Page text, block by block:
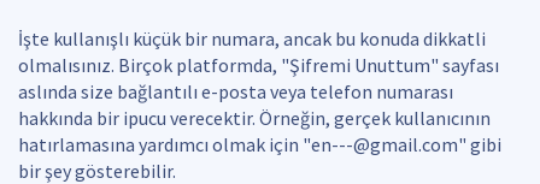
İşte kullanışlı küçük bir numara, ancak bu konuda dikkatli
olmalısınız. Birçok platformda, "Şifremi Unuttum" sayfası
aslında size bağlantılı e-posta veya telefon numarası
hakkında bir ipucu verecektir. Örneğin, gerçek kullanıcının
hatırlamasına yardımcı olmak için "en---@gmail.com" gibi
bir şey gösterebilir.